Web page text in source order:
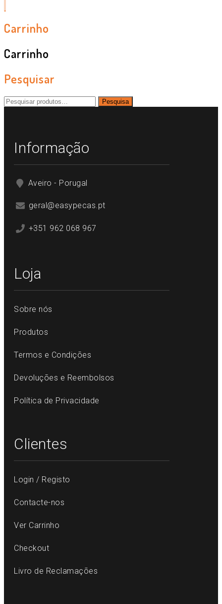
Carrinho
Carrinho
Pesquisar
Pesquisar
por:
Pesquisa
Informação
Aveiro - Porugal
geral@easypecas.pt
+351 962 068 967
Loja
Sobre nós
Produtos
Termos e Condições
Devoluções e Reembolsos
Política de Privacidade
Clientes
Login / Registo
Contacte-nos
Ver Carrinho
Checkout
Livro de Reclamações